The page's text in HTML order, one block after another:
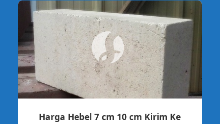
Harga Hebel 7 cm 10 cm Kirim Ke